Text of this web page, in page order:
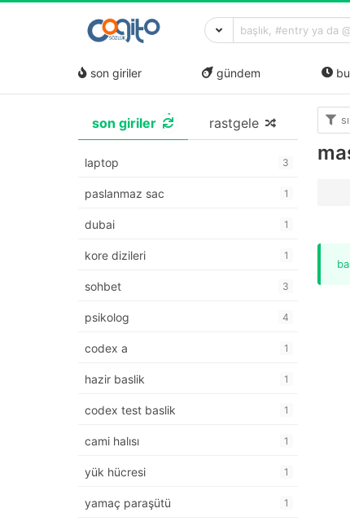
son giriler gündem
son giriler rastgele
laptop 3
paslanmaz sac 1
dubai 1
kore dizileri 1
sohbet 3
psikolog 4
codex a 1
hazir baslik 1
codex test baslik 1
cami halısı 1
yük hücresi 1
yamaç paraşütü 1